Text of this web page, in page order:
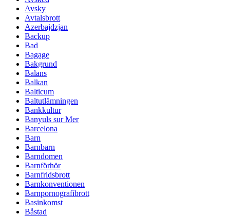
Avsky
Avtalsbrott
Azerbajdzjan
Backup
Bad
Bagage
Bakgrund
Balans
Balkan
Balticum
Baltutlämningen
Bankkultur
Banyuls sur Mer
Barcelona
Barn
Barnbarn
Barndomen
Barnförhör
Barnfridsbrott
Barnkonventionen
Barnpornografibrott
Basinkomst
Båstad